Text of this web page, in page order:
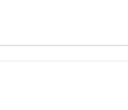
de beaux volumes et une